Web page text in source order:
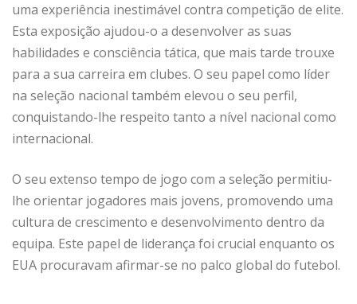
uma experiência inestimável contra competição de elite.
Esta exposição ajudou-o a desenvolver as suas
habilidades e consciência tática, que mais tarde trouxe
para a sua carreira em clubes. O seu papel como líder
na seleção nacional também elevou o seu perfil,
conquistando-lhe respeito tanto a nível nacional como
internacional.
O seu extenso tempo de jogo com a seleção permitiu-
lhe orientar jogadores mais jovens, promovendo uma
cultura de crescimento e desenvolvimento dentro da
equipa. Este papel de liderança foi crucial enquanto os
EUA procuravam afirmar-se no palco global do futebol.